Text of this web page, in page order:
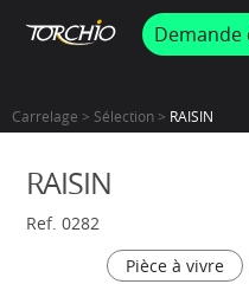
PROMOS & ACTUS
Carrelage > Sélection > RAISIN
RAISIN
Ref. 0282
Pièce à vivre